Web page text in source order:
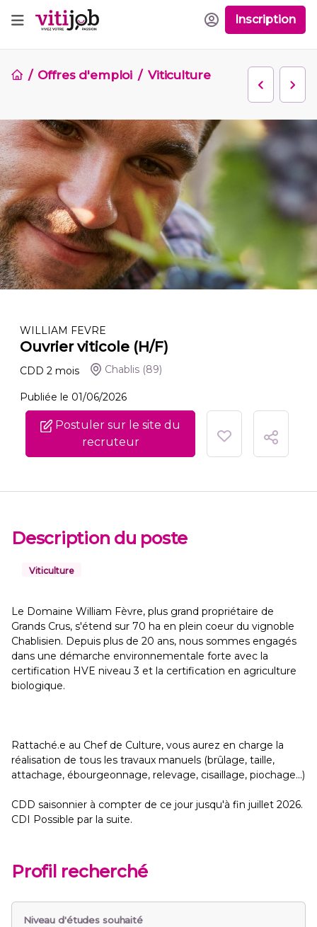
Inscription
Offres d'emploi Viticulture
WILLIAM FEVRE
Ouvrier viticole (H/F)
CDD 2 mois Chablis (89)
Publiée le 01/06/2026
Postuler sur le site du
recruteur
Description du poste
Viticulture
Le Domaine William Fèvre, plus grand propriétaire de
Grands Crus, s'étend sur 70 ha en plein coeur du vignoble
Chablisien. Depuis plus de 20 ans, nous sommes engagés
dans une démarche environnementale forte avec la
certification HVE niveau 3 et la certification en agriculture
biologique.
Rattaché.e au Chef de Culture, vous aurez en charge la
réalisation de tous les travaux manuels (brûlage, taille,
attachage, ébourgeonnage, relevage, cisaillage, piochage...)
CDD saisonnier à compter de ce jour jusqu'à fin juillet 2026.
CDI Possible par la suite.
Profil recherché
Niveau d'études souhaité